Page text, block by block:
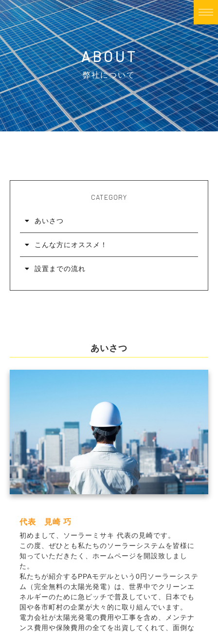
ABOUT
弊社について
CATEGORY
あいさつ
こんな方にオススメ！
設置までの流れ
あいさつ
代表 見崎 巧
初めまして、ソーラーミサキ 代表の見崎です。
この度、ぜひとも私たちのソーラーシステムを皆様に
知っていただきたく、ホームページを開設致しまし
た。
私たちが紹介するPPAモデルという0円ソーラーシステ
ム（完全無料の太陽光発電）は、世界中でクリーンエ
ネルギーのために急ピッチで普及していて、日本でも
国や各市町村の企業が大々的に取り組んでいます。
電力会社が太陽光発電の費用や工事を含め、メンテナ
ンス費用や保険費用の全てを出資してくれて、面倒な